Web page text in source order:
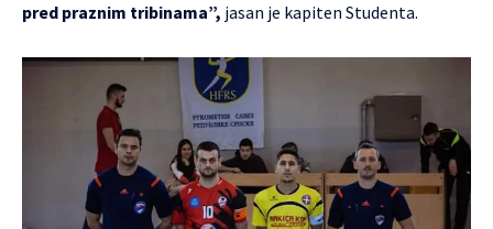
pred praznim tribinama”, jasan je kapiten Studenta.